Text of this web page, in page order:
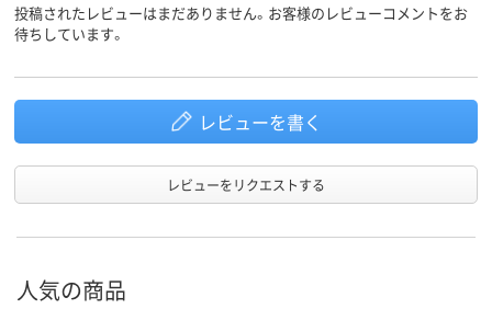
投稿されたレビューはまだありません。お客様のレビューコメントをお
待ちしています。
レビューを書く
レビューをリクエストする
人気の商品